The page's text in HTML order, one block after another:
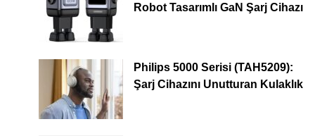
Robot Tasarımlı GaN Şarj Cihazı
Philips 5000 Serisi (TAH5209):
Şarj Cihazını Unutturan Kulaklık